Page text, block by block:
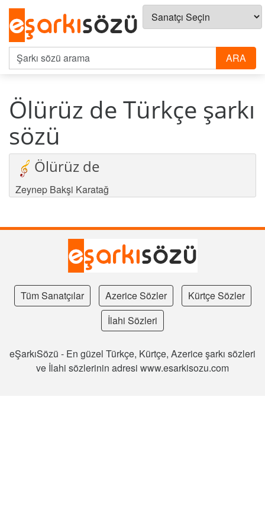
Ölürüz de Türkçe şarkı
sözü
Ölürüz de
Zeynep Bakşi Karatağ
Tüm Sanatçılar Azerice Sözler
Kürtçe Sözler
İlahi Sözleri
eŞarkıSözü - En güzel Türkçe, Kürtçe, Azerice şarkı sözleri
ve İlahi sözlerinin adresi www.esarkisozu.com